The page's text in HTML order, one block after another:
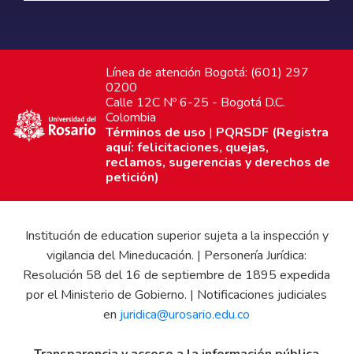
Línea de atención Bogotá: (601) 297
0200
Calle 12C Nº 6-25 - Bogotá D.C.
Colombia
Términos de uso | PQRSDF (Registra
aquí: felicitaciones, quejas,
reclamos, sugerencias y derechos de
petición)
Institución de education superior sujeta a la inspección y
vigilancia del Mineducación. | Personería Jurídica:
Resolución 58 del 16 de septiembre de 1895 expedida
por el Ministerio de Gobierno. | Notificaciones judiciales
en juridica@urosario.edu.co